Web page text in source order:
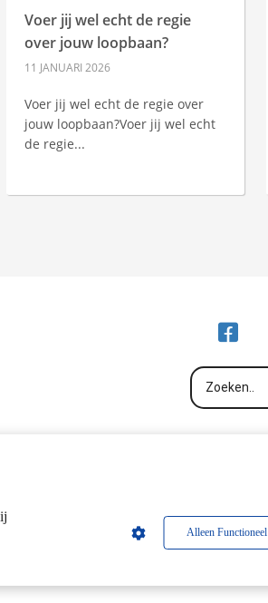
Voer jij wel echt de regie
over jouw loopbaan?
11 JANUARI 2026
Voer jij wel echt de regie over
jouw loopbaan?Voer jij wel echt
de regie...
Alleen Functioneel